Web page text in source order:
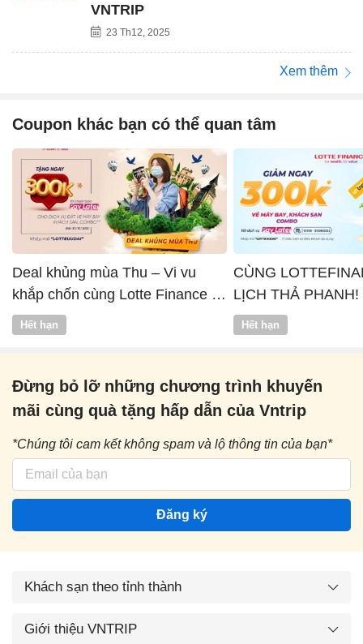
VNTRIP
23 Th12, 2025
Xem thêm
Coupon khác bạn có thể quan tâm
Deal khủng mùa Thu – Vi vu
khắp chốn cùng Lotte Finance x
Vntrip
Hết hạn
CÙNG
LỊCH THẢ PHANH!
Hết hạn
Đừng bỏ lỡ những chương trình khuyến
mãi cùng quà tặng hấp dẫn của Vntrip
*Chúng tôi cam kết không spam và lộ thông tin của bạn*
Đăng ký
Khách sạn theo tỉnh thành
Giới thiệu VNTRIP